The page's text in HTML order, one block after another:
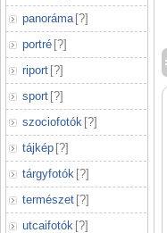
panoráma [?]
portré [?]
riport [?]
sport [?]
szociofotók [?]
tájkép [?]
tárgyfotók [?]
természet [?]
utcaifotók [?]